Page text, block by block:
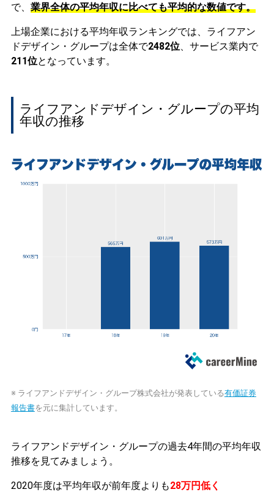
で、 業界全体の平均年収に比べても平均的な数値です。
上場企業における平均年収ランキングでは、ライフアン
ドデザイン・グループは全体で2482位、サービス業内で
211位となっています。
ライフアンドデザイン・グループの平均
年収の推移
※ ライフアンドデザイン・グループ株式会社が発表している有価証券
報告書を元に集計しています。
ライフアンドデザイン・グループの過去4年間の平均年収
推移を見てみましょう。
2020年度は平均年収が前年度よりも28万円低く